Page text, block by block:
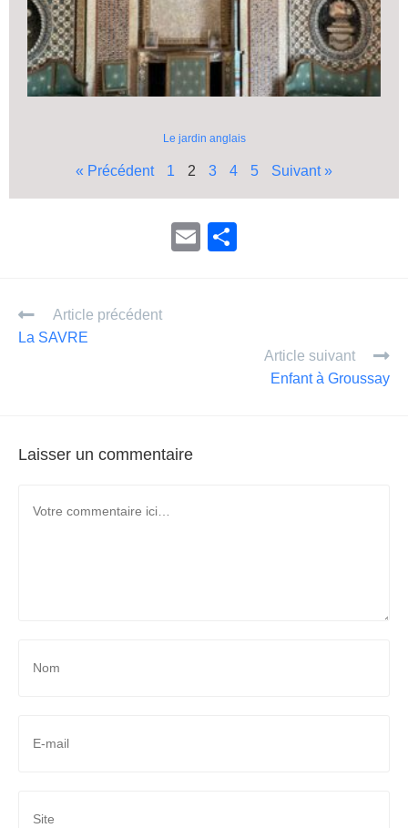
Le jardin anglais
« Précédent 1 2 3 4 5 Suivant »
E
er
Article précédent
La SAVRE
Article suivant
Enfant à Groussay
Laisser un commentaire